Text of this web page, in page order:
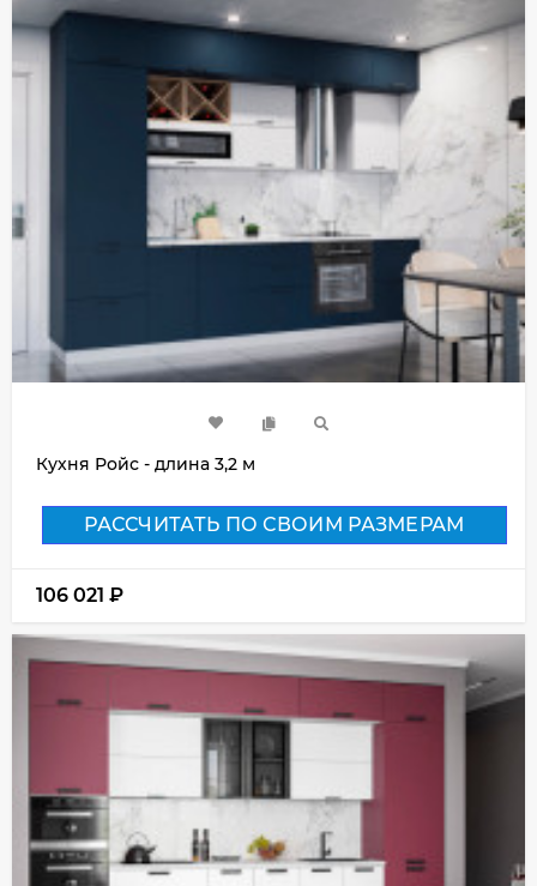
Кухня Ройс - длина 3,2 м
РАССЧИТАТЬ ПО СВОИМ РАЗМЕРАМ
106 021 ₽